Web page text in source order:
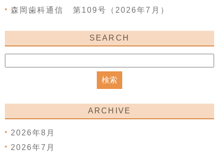
森岡歯科通信 第109号（2026年7月）
SEARCH
ARCHIVE
2026年8月
2026年7月